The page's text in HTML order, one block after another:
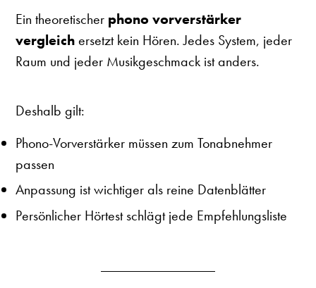
Ein theoretischer phono vorverstärker
vergleichersetzt kein Hören. Jedes System, jeder
Raum und jeder Musikgeschmack ist anders.
Deshalb gilt:
Phono-Vorverstärker müssenzum Tonabnehmer
passen
Anpassung ist wichtiger als reine Datenblätter
Persönlicher Hörtest schlägt jede Empfehlungsliste